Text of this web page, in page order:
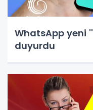
WhatsApp yeni
duyurdu